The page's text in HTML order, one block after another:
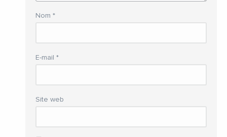
Nom *
E-mail *
Site web